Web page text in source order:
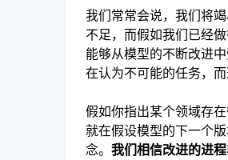
我们常常会说，我们将
不足，而假如我们已经
能够从模型的不断改进
在认为不可能的任务，
假如你指出某个领域存
就在假设模型的下一个
念。 我们相信改进的进